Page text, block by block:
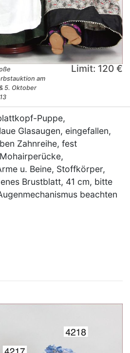
am
5. Oktober
Limit: 120 €
Puppe,
Glasaugen, eingefallen,
Zahnreihe, fest
u. Beine, Stoffkörper,
Brustblatt, 41 cm, bitte
beachten